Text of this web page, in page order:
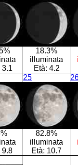
3.1
18.3%
illuminata
Età: 4.2
9.8
25
82.8%
illuminata
Età: 10.7